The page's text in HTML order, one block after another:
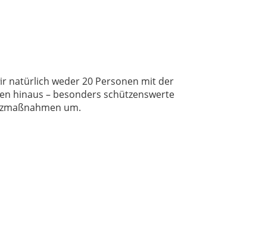
natürlich weder 20 Personen mit der
hinaus – besonders schützenswerte
um.